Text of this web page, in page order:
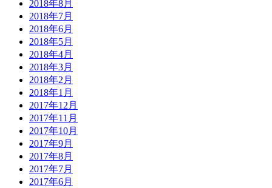
2018年8月
2018年7月
2018年6月
2018年5月
2018年4月
2018年3月
2018年2月
2018年1月
2017年12月
2017年11月
2017年10月
2017年9月
2017年8月
2017年7月
2017年6月